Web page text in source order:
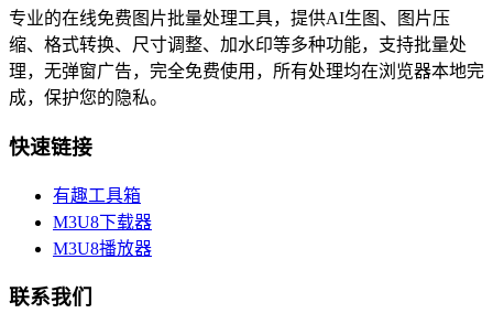
专业的在线免费图片批量处理工具，提供AI生图、图片压
缩、格式转换、尺寸调整、加水印等多种功能，支持批量处
理，无弹窗广告，完全免费使用，所有处理均在浏览器本地完
成，保护您的隐私。
快速链接
有趣工具箱
M3U8下载器
M3U8播放器
联系我们